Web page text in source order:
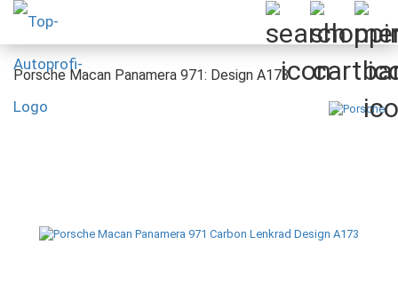
Porsche Macan Panamera 971: Design A173